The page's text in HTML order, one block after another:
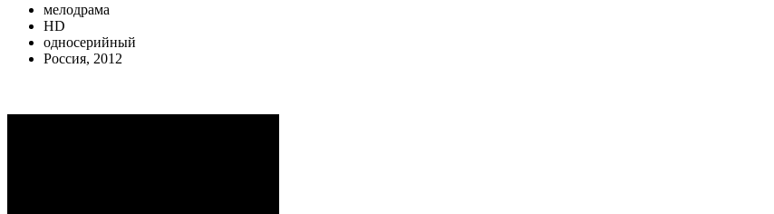
мелодрама
HD
односерийный
Россия, 2012